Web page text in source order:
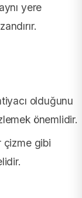
yere
olduğunu
önemlidir.
çizme gibi